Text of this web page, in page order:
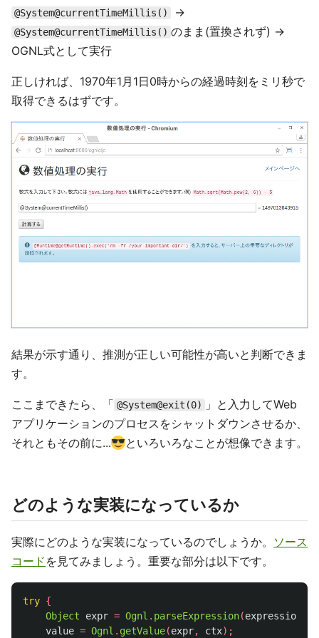
@System@currentTimeMillis() →
@System@currentTimeMillis() のまま(置換されず) →
OGNL式として実行
正しければ、1970年1月1日0時からの経過時刻をミリ秒で
取得できるはずです。
結果が示す通り、推測が正しい可能性が高いと判断できま
す。
ここまできたら、「 @System@exit(0)
」と入力してWeb
アプリケーションのプロセスをシャットダウンさせるか、
それともその前に...
といろいろなことが想像できます。
どのような実装になっているか
実際にどのような実装になっているのでしょうか。 ソース
コード を見てみましょう。重要な部分は以下です。
try {
Object
expr = Ognl . parseExpression(expression
value = Ognl . getValue(expr, ctx);